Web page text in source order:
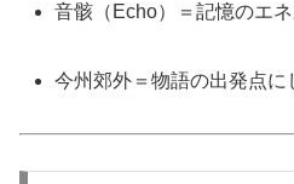
音骸（Echo）＝記憶のエ
今州郊外＝物語の出発点に